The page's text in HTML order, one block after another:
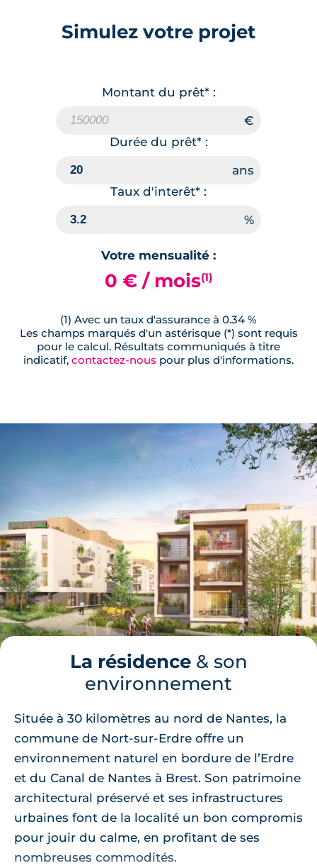
Simulez votre projet
Montant du prêt* :
Durée du prêt* :
Taux d'interêt* :
Votre mensualité :
0 € / mois(1)
(1) Avec un taux d'assurance à 0.34 %
Les champs marqués d'un astérisque (*) sont requis
pour le calcul. Résultats communiqués à titre
indicatif, contactez-nous pour plus d'informations.
La résidence& son
environnement
Située à 30 kilomètres au nord de Nantes, la
commune de Nort-sur-Erdre offre un
environnement naturel en bordure de l’Erdre
et du Canal de Nantes à Brest. Son patrimoine
architectural préservé et ses infrastructures
urbaines font de la localité un bon compromis
pour jouir du calme, en profitant de ses
nombreuses commodités.